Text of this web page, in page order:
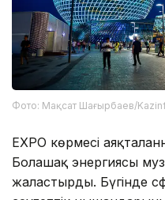
Фото: Мақсат Шағырбаев/
EXPO көрмесі
Болашақ энергиясы
жалғастырды. Бүгінде